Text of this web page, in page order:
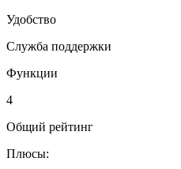
Удобство
Служба поддержки
Функции
4
Общий рейтинг
Плюсы: